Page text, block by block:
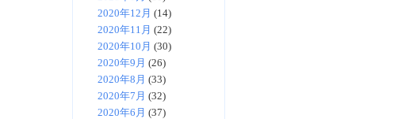
2020年12月 (14)
2020年11月 (22)
2020年10月 (30)
2020年9月 (26)
2020年8月 (33)
2020年7月 (32)
2020年6月 (37)